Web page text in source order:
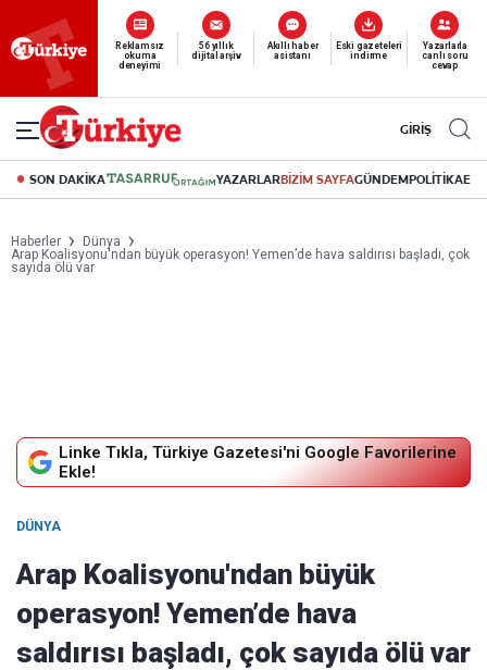
Yeni nesil dijital
abonelik 19 TL’den başlayan fiyatlarla.
GİRİŞ
SON DAKİKA YAZARLARBİZİM SAYFAGÜNDEMPOLİTİKA
Haberler
Dünya
Arap Koalisyonu'ndan büyük operasyon! Yemen’de hava saldırısı başladı, çok
sayıda ölü var
Linke Tıkla, Türkiye Gazetesi'ni Google Favorilerine
Ekle!
DÜNYA
Arap Koalisyonu'ndan büyük
operasyon! Yemen’de hava
saldırısı başladı, çok sayıda ölü var